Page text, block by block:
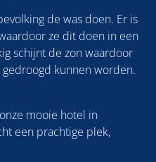
de was doen. Er is
ze dit doen in een
schijnt de zon waardoor
kunnen worden.
mooie hotel in
een prachtige plek,